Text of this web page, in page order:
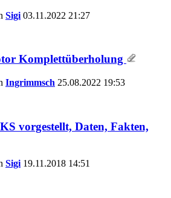
Sigi 03.11.2022 21:27
Komplettüberholung
Ingrimmsch 25.08.2022 19:53
vorgestellt, Daten, Fakten,
Sigi 19.11.2018 14:51